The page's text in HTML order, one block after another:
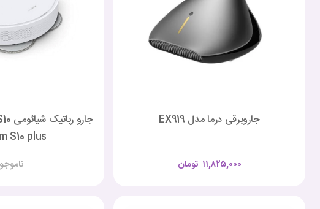
جاروبرقی درما مدل EX919
تومان ۱۱,۸۲۵,۰۰۰
S10 plus